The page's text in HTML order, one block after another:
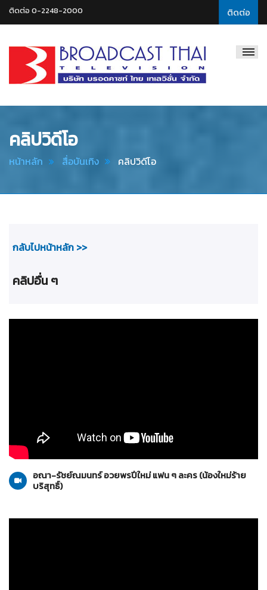
ติดต่อ
ติดต่อ 0-2248-2000
Thai
คลิปวิดีโอ
หน้าหลัก สื่อบันเทิง คลิปวิดีโอ
กลับไปหน้าหลัก >>
คลิปอื่น ๆ
10-01-2559
อณา-รัชย์ณมนทร์ อวยพรปีใหม่ แฟน ๆ ละคร (น้องใหม่ร้าย
บริสุทธิ์)